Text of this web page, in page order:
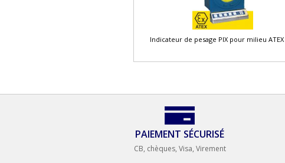
Indicateur de pesage PIX pour milieu ATEX
PAIEMENT SÉCURISÉ
CB, chèques, Visa, Virement